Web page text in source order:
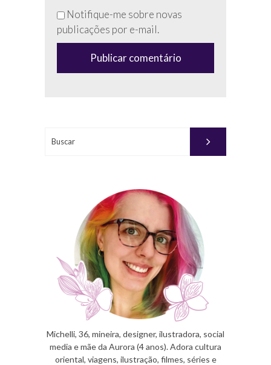
esse
campo
(anti-
Notifique-me sobre novas
publicações por e-mail.
Michelli, 36, mineira, designer, ilustradora, social
media e mãe da Aurora (4 anos). Adora cultura
oriental, viagens, ilustração, filmes, séries e